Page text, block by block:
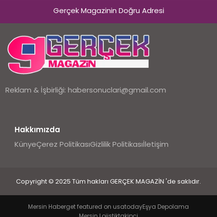
EKONOMI
DÜNYA
Gerçek Magazinin Doğru Adresi
Reklam & İşbirliği:habersonuclari@gmail.com
Hakkımızda
KünyeÇerez PolitikasıGizlilik Politikasıİletişim
Copyright © 2025 Tüm hakları GERÇEK MAGAZİN 'de saklıdır.
Mersin Haberget featured on usatodayEşya Depolama